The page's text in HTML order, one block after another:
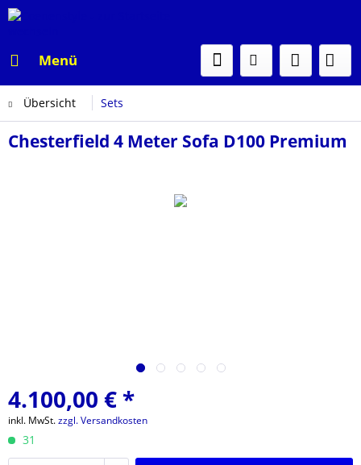
Menü
Übersicht Sets
Chesterfield 4 Meter Sofa D100 Premium
4.100,00 € *
inkl. MwSt.zzgl. Versandkosten
31